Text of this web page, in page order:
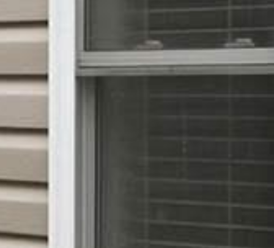















































